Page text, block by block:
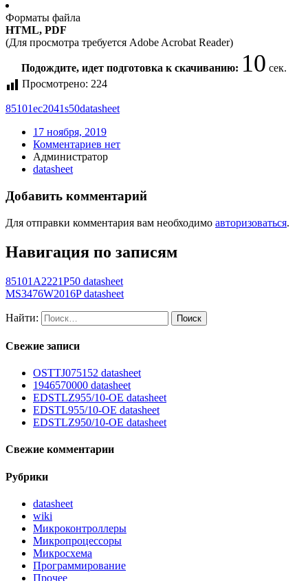
Форматы файла
HTML, PDF
(Для просмотра требуется Adobe Acrobat Reader)
Подождите, идет подготовка к скачиванию:9сек.
Просмотрено: 224
85101ec2041s50datasheet
17 ноября, 2019
Комментариев нет
Администратор
datasheet
Добавить комментарий
Для отправки комментария вам необходимо авторизоваться.
Навигация по записям
85101A2221P50 datasheet
MS3476W2016P datasheet
Найти:
Свежие записи
OSTTJ075152 datasheet
1946570000 datasheet
EDSTLZ955/10-OE datasheet
EDSTL955/10-OE datasheet
EDSTLZ950/10-OE datasheet
Свежие комментарии
Рубрики
datasheet
wiki
Микроконтроллеры
Микропроцессоры
Микросхема
Программирование
Прочее